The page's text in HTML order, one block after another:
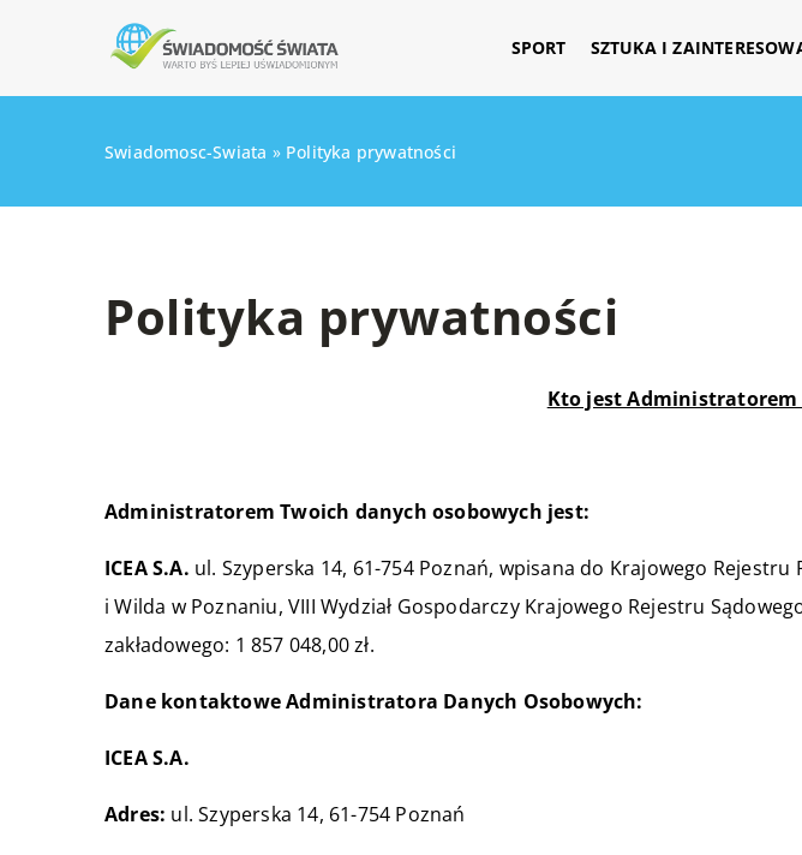
SPORT SZTUKA I
Swiadomosc-Swiata » Polityka prywatności
Polityka prywatności
Kto jest
Administratorem Twoich danych osobowych jest:
ICEA S.A. ul. Szyperska 14, 61-754 Poznań, wpisana do Krajowego
i Wilda w Poznaniu, VIII Wydział Gospodarczy Krajowego Rejestru
zakładowego: 1 857 048,00 zł.
Dane kontaktowe Administratora Danych Osobowych:
ICEA S.A.
Adres: ul. Szyperska 14, 61-754 Poznań